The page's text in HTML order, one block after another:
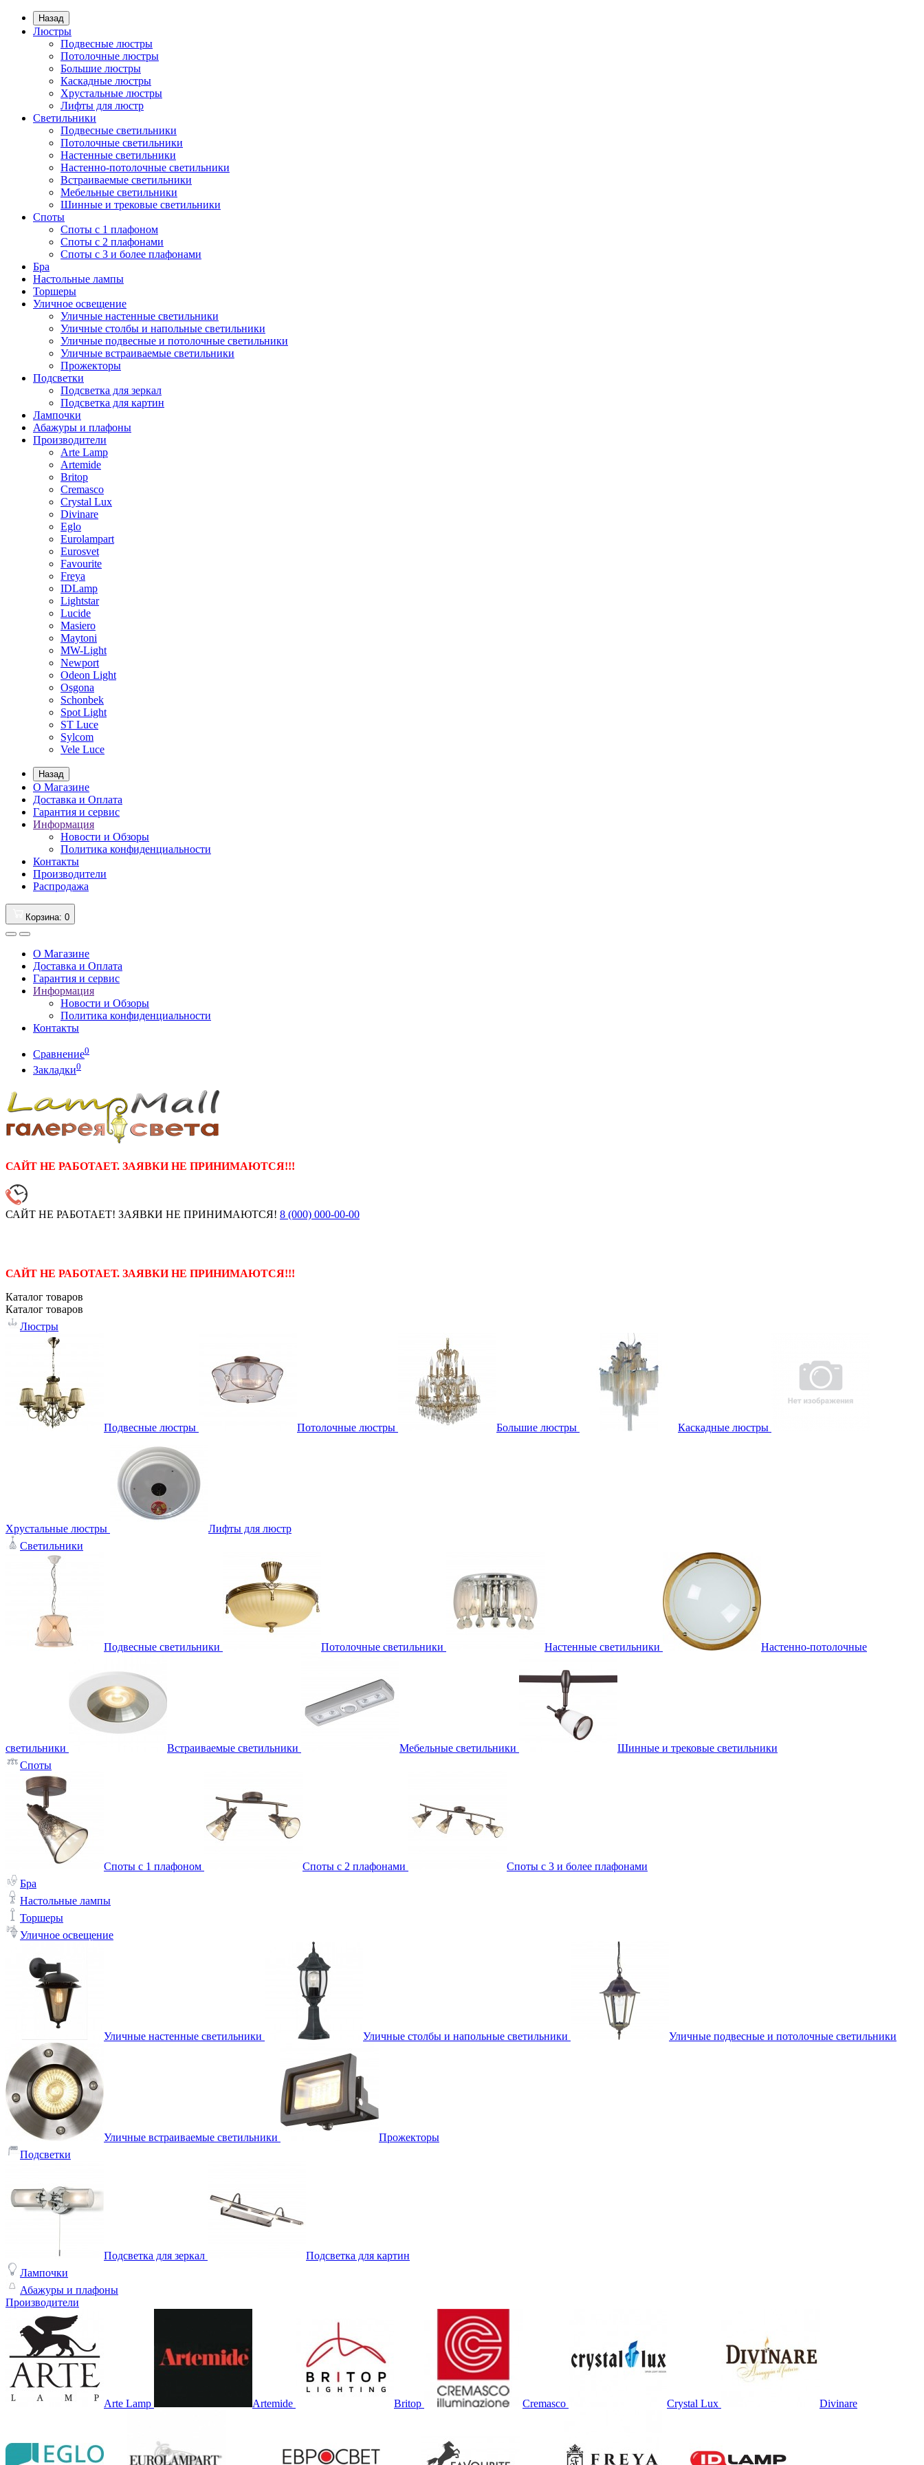
Назад
Люстры
Подвесные люстры
Потолочные люстры
Большие люстры
Каскадные люстры
Хрустальные люстры
Лифты для люстр
Светильники
Подвесные светильники
Потолочные светильники
Настенные светильники
Настенно-потолочные светильники
Встраиваемые светильники
Мебельные светильники
Шинные и трековые светильники
Споты
Споты с 1 плафоном
Споты с 2 плафонами
Споты с 3 и более плафонами
Бра
Настольные лампы
Торшеры
Уличное освещение
Уличные настенные светильники
Уличные столбы и напольные светильники
Уличные подвесные и потолочные светильники
Уличные встраиваемые светильники
Прожекторы
Подсветки
Подсветка для зеркал
Подсветка для картин
Лампочки
Абажуры и плафоны
Производители
Arte Lamp
Artemide
Britop
Cremasco
Crystal Lux
Divinare
Eglo
Eurolampart
Eurosvet
Favourite
Freya
IDLamp
Lightstar
Lucide
Masiero
Maytoni
MW-Light
Newport
Odeon Light
Osgona
Schonbek
Spot Light
ST Luce
Sylcom
Vele Luce
Назад
О Магазине
Доставка и Оплата
Гарантия и сервис
Информация
Новости и Обзоры
Политика конфиденциальности
Контакты
Производители
Распродажа
Корзина: 0
О Магазине
Доставка и Оплата
Гарантия и сервис
Информация
Новости и Обзоры
Политика конфиденциальности
Контакты
Сравнение0
Закладки0
САЙТ НЕ РАБОТАЕТ. ЗАЯВКИ НЕ ПРИНИМАЮТСЯ!!!
САЙТ НЕ РАБОТАЕТ! ЗАЯВКИ НЕ ПРИНИМАЮТСЯ! 8 (000) 000-00-00
САЙТ НЕ РАБОТАЕТ. ЗАЯВКИ НЕ ПРИНИМАЮТСЯ!!!
Каталог товаров
Каталог товаров
Люстры
Подвесные люстры Потолочные люстры Большие люстры Каскадные люстры
Хрустальные люстры
Лифты для люстр
Светильники
Подвесные светильники Потолочные светильники Настенные светильники Настенно-потолочные
светильники Встраиваемые светильники Мебельные светильники
Шинные и трековые светильники
Споты
Споты с 1 плафоном Споты с 2 плафонами
Споты с 3 и более плафонами
Бра
Настольные лампы
Торшеры
Уличное освещение
Уличные настенные светильники Уличные столбы и напольные светильники Уличные подвесные и потолочные светильники
Уличные встраиваемые светильники
Прожекторы
Подсветки
Подсветка для зеркал
Подсветка для картин
Лампочки
Абажуры и плафоны
Производители
Arte Lamp Artemide Britop Cremasco Crystal Lux Divinare